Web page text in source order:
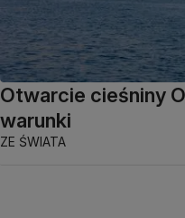
Otwarcie cieśniny
warunki
ZE ŚWIATA